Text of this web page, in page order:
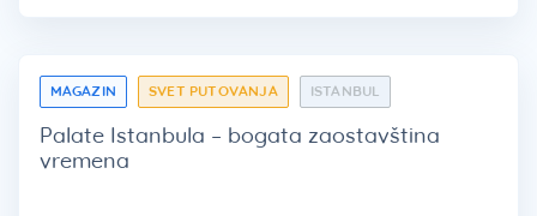
MAGAZIN SVET PUTOVANJA ISTANBUL
Palate Istanbula – bogata zaostavština
vremena